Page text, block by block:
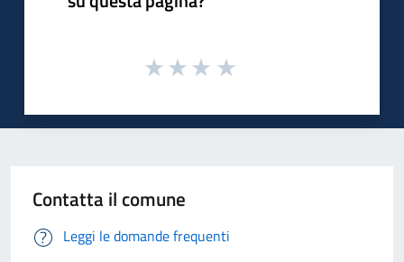
Contatta il comune
Leggi le domande frequenti